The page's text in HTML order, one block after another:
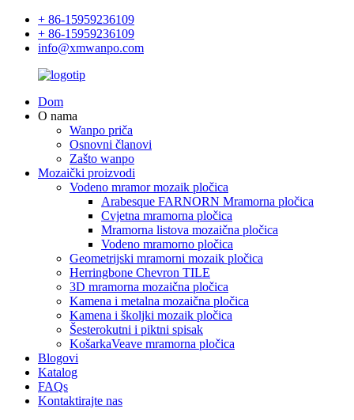
+ 86-15959236109
+ 86-15959236109
info@xmwanpo.com
Dom
O nama
Wanpo priča
Osnovni članovi
Zašto wanpo
Mozaički proizvodi
Vodeno mramor mozaik pločica
Arabesque FARNORN Mramorna pločica
Cvjetna mramorna pločica
Mramorna listova mozaična pločica
Vodeno mramorno pločica
Geometrijski mramorni mozaik pločica
Herringbone Chevron TILE
3D mramorna mozaična pločica
Kamena i metalna mozaična pločica
Kamena i školjki mozaik pločica
Šesterokutni i piktni spisak
KošarkaVeave mramorna pločica
Blogovi
Katalog
FAQs
Kontaktirajte nas